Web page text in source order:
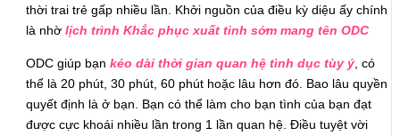
thời trai trẻ gấp nhiều lần. Khởi nguồn của điều kỳ diệu ấy chính
là nhờlịch trình Khắc phục xuất tinh sớm mang tên ODC
ODC giúp bạnkéo dài thời gian quan hệ tình dục tùy ý, có
thể là 20 phút, 30 phút, 60 phút hoặc lâu hơn đó. Bao lâu quyền
quyết định là ở bạn. Bạn có thể làm cho bạn tình của bạn đạt
được cực khoái nhiều lần trong 1 lần quan hệ. Điều tuyệt vời